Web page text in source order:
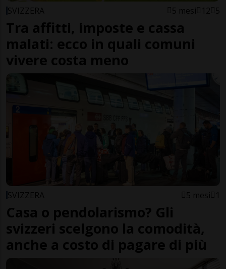
SVIZZERA 5 mesi 12 5
Tra affitti, imposte e cassa
malati: ecco in quali comuni
vivere costa meno
SVIZZERA 5 mesi 1
Casa o pendolarismo? Gli
svizzeri scelgono la comodità,
anche a costo di pagare di più